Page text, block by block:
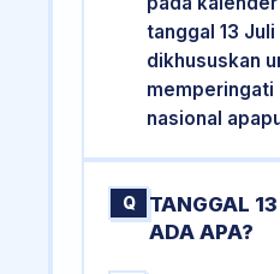
tanggal 13
dikhususkan
memperingati
nasional
Q
TANGGAL
ADA APA?